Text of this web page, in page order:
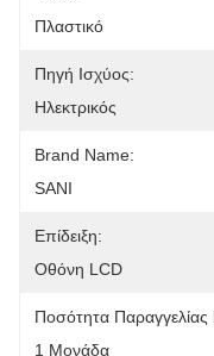
Πλαστικό
Πηγή Ισχύος:
Ηλεκτρικός
Brand Name:
SANI
Επίδειξη:
Οθόνη LCD
Ποσότητα Παραγγελίας
1 Μονάδα